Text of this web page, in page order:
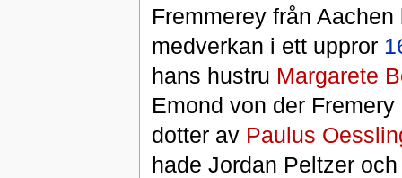
Fremmerey från
medverkan i ett uppror
hans hustru Margarete
Emond von der
dotter av Paulus
hade Jordan Peltzer